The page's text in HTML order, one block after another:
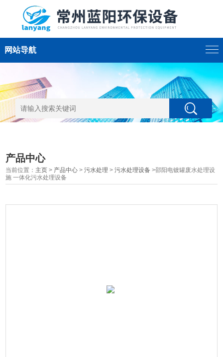
网站导航
产品中心
当前位置： 主页 > 产品中心 >污水处理 >污水处理设备 >邵阳电镀罐废水处理设
施 一体化污水处理设备